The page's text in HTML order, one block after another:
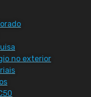
no exterior